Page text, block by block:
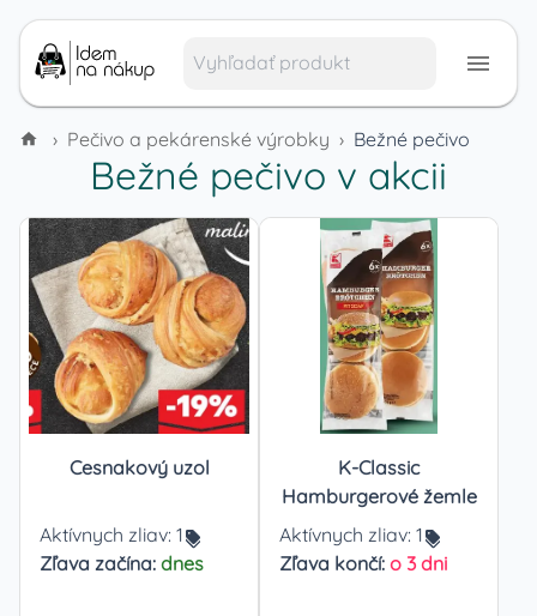
› Pečivo a pekárenské výrobky › Bežné pečivo
Bežné pečivo v akcii
Cesnakový uzol
Aktívnych zliav: 1
Zľava začína: dnes
K-Classic
Hamburgerové žemle
Aktívnych zliav: 1
Zľava končí: o 3 dni